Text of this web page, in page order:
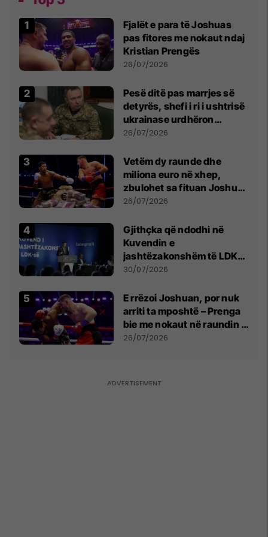
Fjalët e para të Joshuas
pas fitores me nokaut ndaj
Kristian Prengës
26/07/2026
Pesë ditë pas marrjes së
detyrës, shefi i ri i ushtrisë
ukrainase urdhëron
kontroll të madh
26/07/2026
Vetëm dy raunde dhe
miliona euro në xhep,
zbulohet sa fituan Joshua
e Prenga
26/07/2026
Gjithçka që ndodhi në
Kuvendin e
jashtëzakonshëm të LDK-
së
30/07/2026
E rrëzoi Joshuan, por nuk
arriti ta mposhtë – Prenga
bie me nokaut në raundin e
dytë
26/07/2026